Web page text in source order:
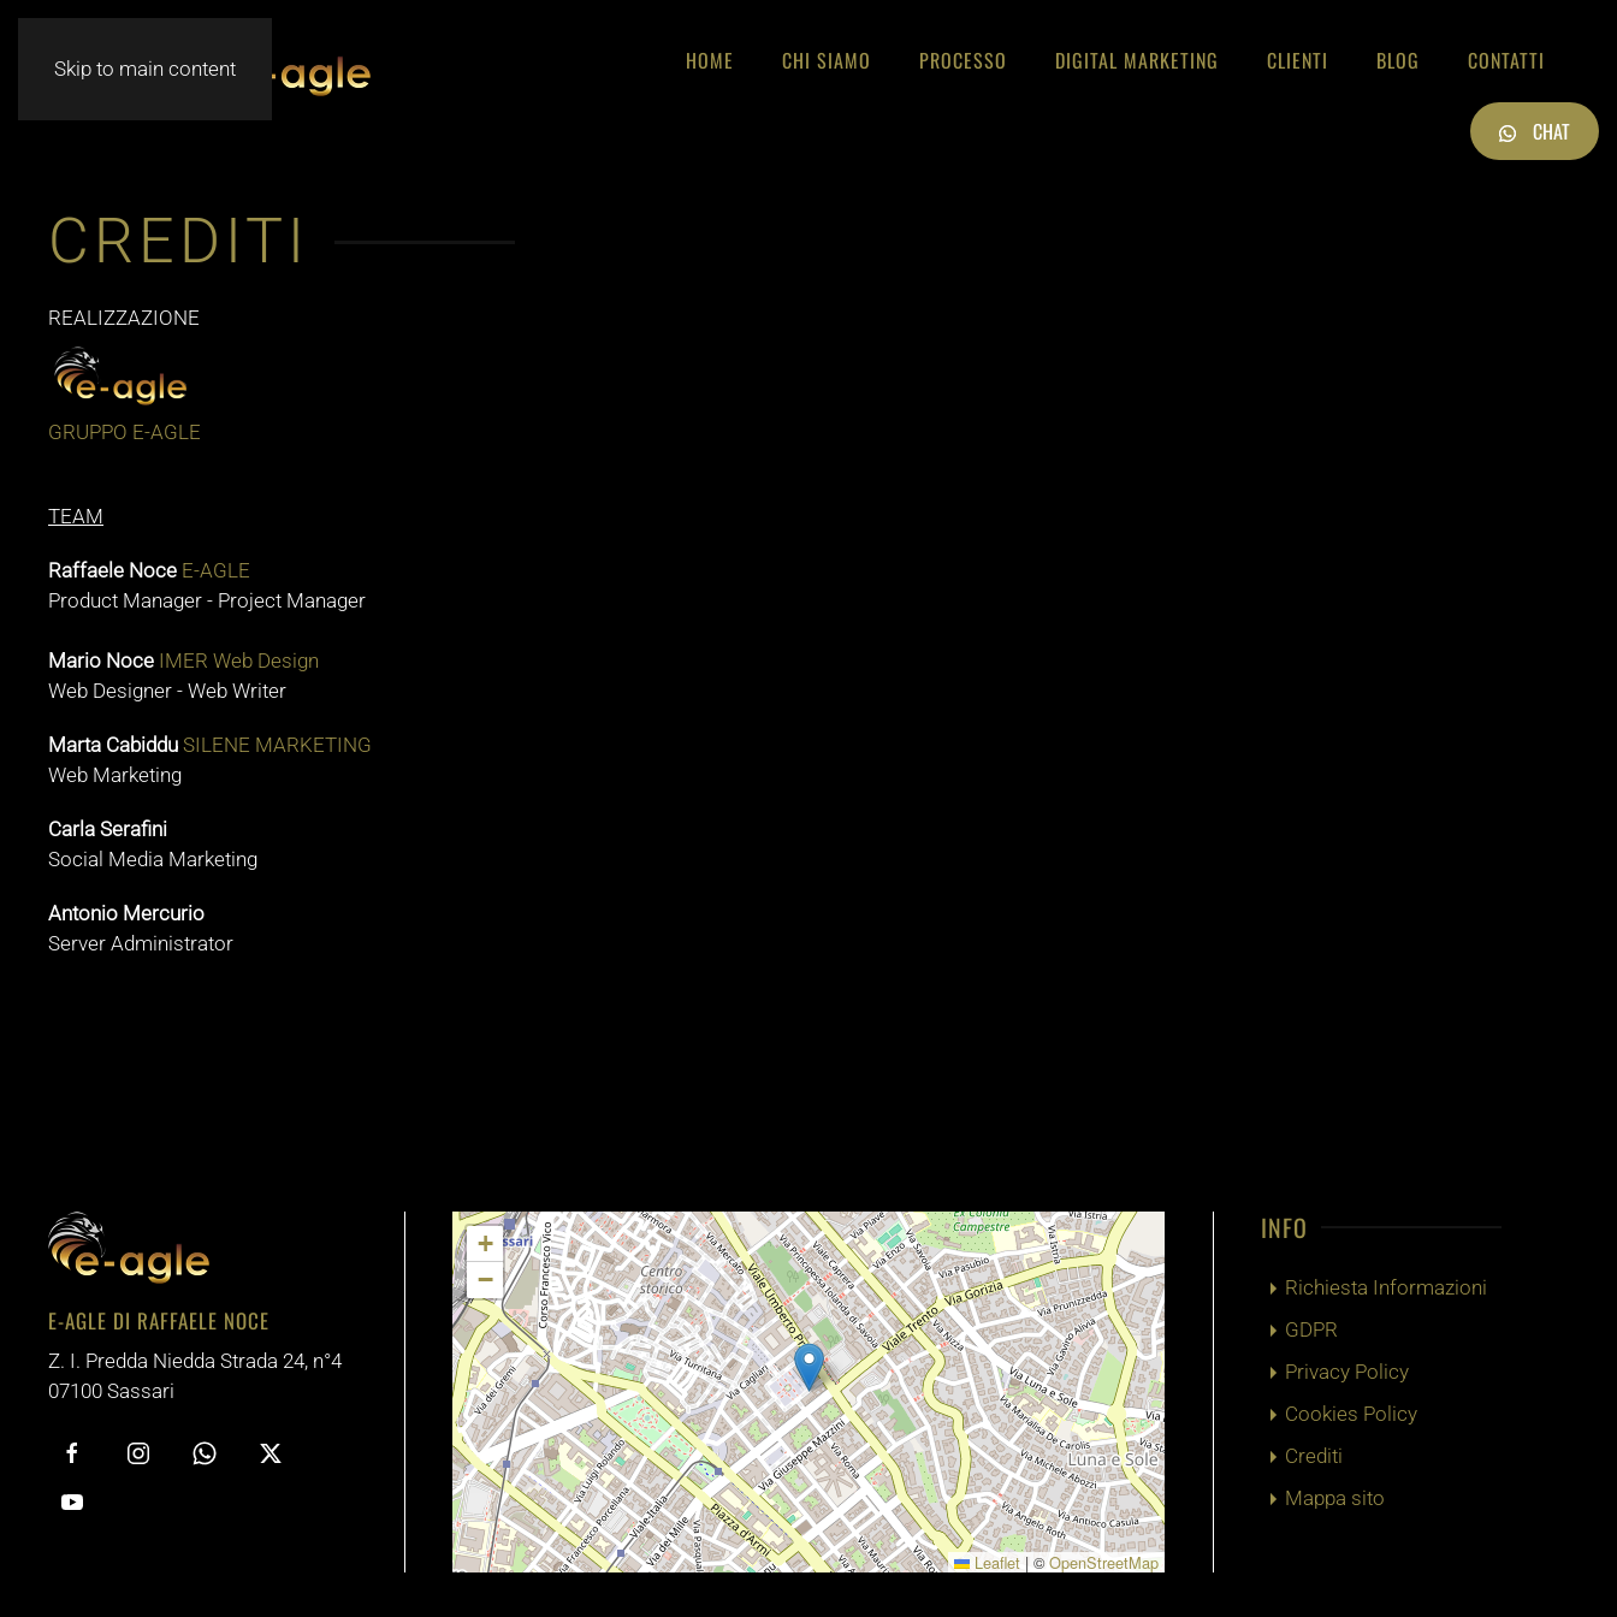
Skip to main content HOME CHI SIAMO PROCESSO DIGITAL MARKETING CLIENTI BLOG CONTATTI
CHAT
CREDITI
REALIZZAZIONE
GRUPPO E-AGLE
TEAM
Raffaele Noce E-AGLE
Product Manager - Project Manager
Mario Noce IMER Web Design
Web Designer - Web Writer
Marta Cabiddu SILENE MARKETING
Web Marketing
Carla Serafini
Social Media Marketing
Antonio Mercurio
Server Administrator
E-AGLE DI RAFFAELE NOCE
Z. I. Predda Niedda Strada 24, n°4
07100 Sassari
+
−
Leaflet | ©OpenStreetMap
INFO
Richiesta Informazioni
GDPR
Privacy Policy
Cookies Policy
Crediti
Mappa sito